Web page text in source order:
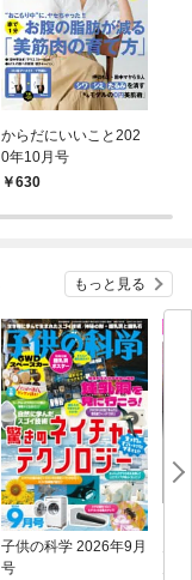
からだにいいこと202
0年10月号
630
もっと見る
子供の科学 2026年9月
号